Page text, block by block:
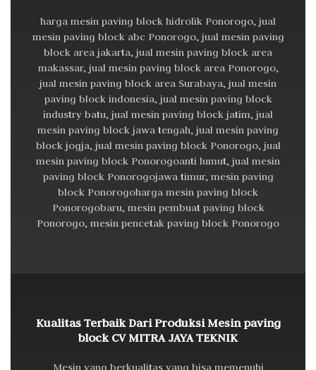
harga mesin paving block hidrolik Ponorogo, jual
mesin paving block abc Ponorogo, jual mesin paving
block area jakarta, jual mesin paving block area
makassar, jual mesin paving block area Ponorogo,
jual mesin paving block area Surabaya, jual mesin
paving block indonesia, jual mesin paving block
industry batu, jual mesin paving block jatim, jual
mesin paving block jawa tengah, jual mesin paving
block jogja, jual mesin paving block Ponorogo, jual
mesin paving block Ponorogoanti lumut, jual mesin
paving block Ponorogojawa timur, mesin paving
block Ponorogoharga mesin paving block
Ponorogobaru, mesin pembuat paving block
Ponorogo, mesin pencetak paving block Ponorogo
Kualitas Terbaik Dari Produksi Mesin paving
block CV MITRA JAYA TEKNIK
Mesin yang berkualitas yang bisa memenuhi